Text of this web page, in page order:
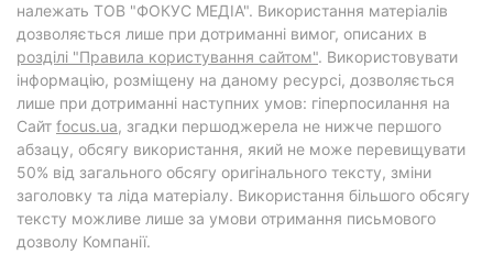
належать ТОВ "ФОКУС МЕДІА". Використання матеріалів
дозволяється лише при дотриманні вимог, описаних в
розділі "Правила користування сайтом". Використовувати
інформацію, розміщену на даному ресурсі, дозволяється
лише при дотриманні наступних умов: гіперпосилання на
Cайт focus.ua, згадки першоджерела не нижче першого
абзацу, обсягу використання, який не може перевищувати
50% від загального обсягу оригінального тексту, зміни
заголовку та ліда матеріалу. Використання більшого обсягу
тексту можливе лише за умови отримання письмового
дозволу Компанії.